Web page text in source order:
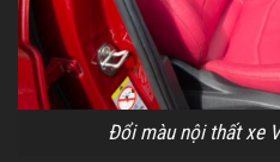
Đổi màu nội thất xe